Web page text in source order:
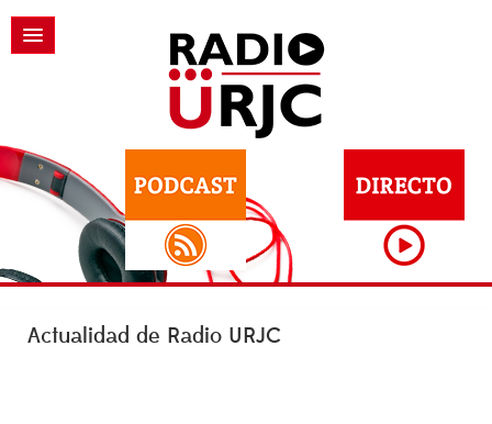
Actualidad de Radio URJC